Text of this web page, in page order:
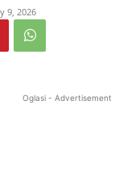
9, 2026
Oglasi - Advertisement